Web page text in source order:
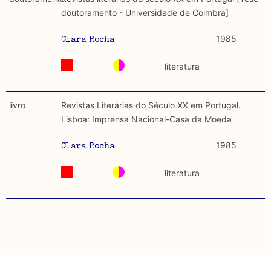
académicos.
Limitações
produzidos até 2022, contudo não foi possível ter acesso
incluídas.
discurso e uso da liberdade de expressão. Trata-se de
uma censura que é omnipresente, dado que é
Regulatória e Constitutiva : são combinadas ambas
abordagens.
Tipo investigação realizada
doutoramento - Universidade de Coimbra]
Clara Rocha 1985
literatura
livro
Revistas Literárias do Século XX em Portugal.
Lisboa: Imprensa Nacional-Casa da Moeda
Clara Rocha 1985
literatura